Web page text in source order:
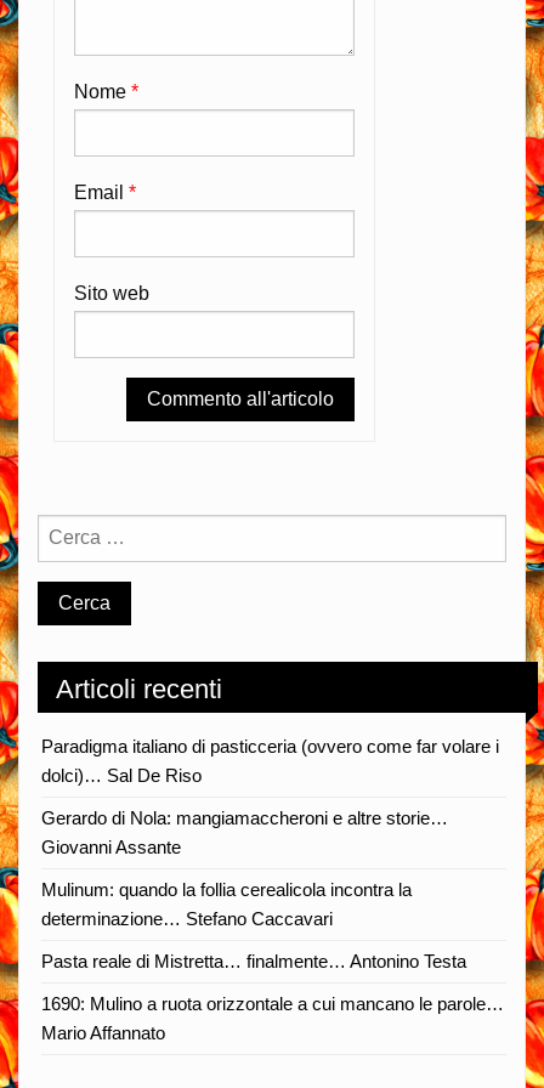
Nome *
Email *
Sito web
Articoli recenti
Paradigma italiano di pasticceria (ovvero come far volare i
dolci)… Sal De Riso
Gerardo di Nola: mangiamaccheroni e altre storie…
Giovanni Assante
Mulinum: quando la follia cerealicola incontra la
determinazione… Stefano Caccavari
Pasta reale di Mistretta… finalmente… Antonino Testa
1690: Mulino a ruota orizzontale a cui mancano le parole…
Mario Affannato